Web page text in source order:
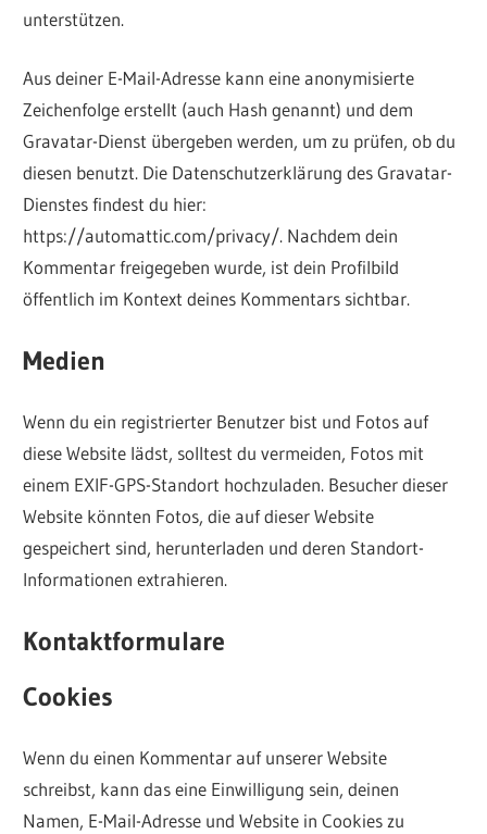
unterstützen.
Aus deiner E-Mail-Adresse kann eine anonymisierte
Zeichenfolge erstellt (auch Hash genannt) und dem
Gravatar-Dienst übergeben werden, um zu prüfen, ob du
diesen benutzt. Die Datenschutzerklärung des Gravatar-
Dienstes findest du hier:
https://automattic.com/privacy/. Nachdem dein
Kommentar freigegeben wurde, ist dein Profilbild
öffentlich im Kontext deines Kommentars sichtbar.
Medien
Wenn du ein registrierter Benutzer bist und Fotos auf
diese Website lädst, solltest du vermeiden, Fotos mit
einem EXIF-GPS-Standort hochzuladen. Besucher dieser
Website könnten Fotos, die auf dieser Website
gespeichert sind, herunterladen und deren Standort-
Informationen extrahieren.
Kontaktformulare
Cookies
Wenn du einen Kommentar auf unserer Website
schreibst, kann das eine Einwilligung sein, deinen
Namen, E-Mail-Adresse und Website in Cookies zu